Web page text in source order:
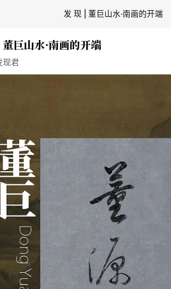
发 现 | 董巨山水·南画的开端
巨山水·南画的开端
现君